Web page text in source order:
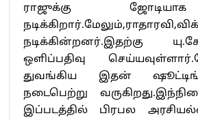
ராஜுக்கு
நடிக்கின்றனர்.இதற்கு
ஒளிப்பதிவு
துவங்கிய இதன்
நடைபெற்று
இப்படத்தில் பிரபல